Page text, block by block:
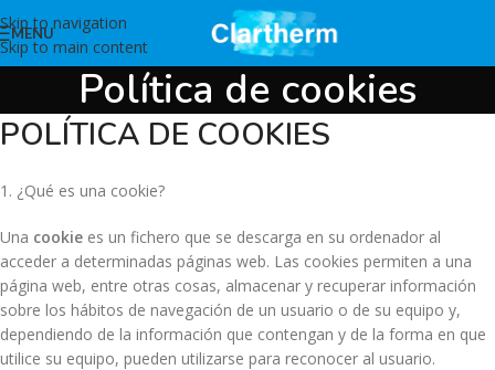
Skip to navigation
Skip to main content
MENU
Política de cookies
POLÍTICA DE COOKIES
1. ¿Qué es una cookie?
Una cookie es un fichero que se descarga en su ordenador al
acceder a determinadas páginas web. Las cookies permiten a una
página web, entre otras cosas, almacenar y recuperar información
sobre los hábitos de navegación de un usuario o de su equipo y,
dependiendo de la información que contengan y de la forma en que
utilice su equipo, pueden utilizarse para reconocer al usuario.